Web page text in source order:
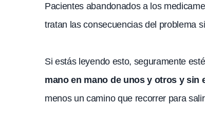
Pacientes abandonados a los
tratan las consecuencias del problema
Si estás leyendo esto, seguramente
mano en mano de unos y otros y sin
menos un camino que recorrer para